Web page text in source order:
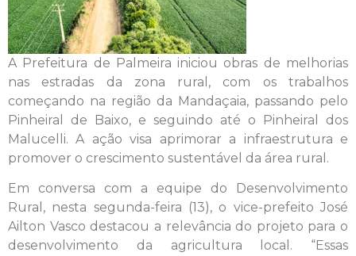
A Prefeitura de Palmeira iniciou obras de melhorias
nas estradas da zona rural, com os trabalhos
começando na região da Mandaçaia, passando pelo
Pinheiral de Baixo, e seguindo até o Pinheiral dos
Malucelli. A ação visa aprimorar a infraestrutura e
promover o crescimento sustentável da área rural.
Em conversa com a equipe do Desenvolvimento
Rural, nesta segunda-feira (13), o vice-prefeito José
Ailton Vasco destacou a relevância do projeto para o
desenvolvimento da agricultura local. “Essas